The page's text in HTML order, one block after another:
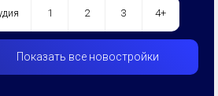
1 2 3 4+
Показать все новостройки